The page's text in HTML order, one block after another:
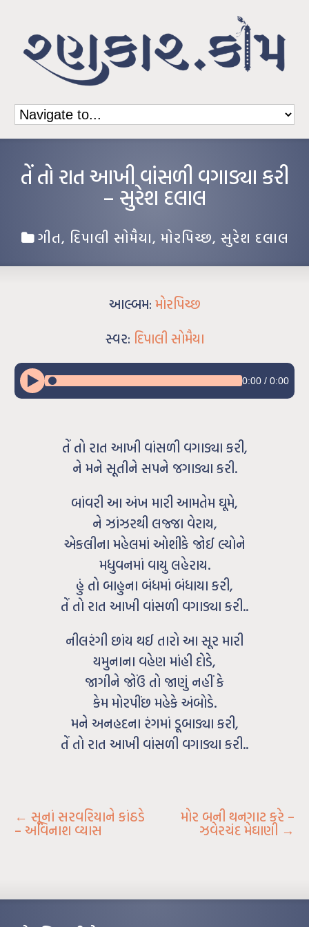
તેં તો રાત આખી વાંસળી વગાડ્યા કરી
– સુરેશ દલાલ
ગીત, દિપાલી સોમૈયા, મોરપિચ્છ, સુરેશ દલાલ
આલ્બમ: મોરપિચ્છ
સ્વર: દિપાલી સોમૈયા
0:00/ 0:00
તેં તો રાત આખી વાંસળી વગાડ્યા કરી,
ને મને સૂતીને સપને જગાડ્યા કરી.
બાંવરી આ અંખ મારી આમતેમ ઘૂમે,
ને ઝાંઝરથી લજ્જા વેરાય,
એકલીના મહેલમાં ઓશીકે જોઈ લ્યોને
મધુવનમાં વાયુ લહેરાય.
હું તો બાહુના બંધમાં બંધાયા કરી,
તેં તો રાત આખી વાંસળી વગાડ્યા કરી..
નીલરંગી છાંય થઈ તારો આ સૂર મારી
યમુનાના વહેણ માંહી દોડે,
જાગીને જોઉં તો જાણું નહીં કે
કેમ મોરપીંછ મહેકે અંબોડે.
મને અનહદના રંગમાં ડૂબાડ્યા કરી,
તેં તો રાત આખી વાંસળી વગાડ્યા કરી..
← સૂનાં સરવરિયાને કાંઠડે
– અવિનાશ વ્યાસ
મોર બની થનગાટ કરે –
ઝવેરચંદ મેઘાણી →